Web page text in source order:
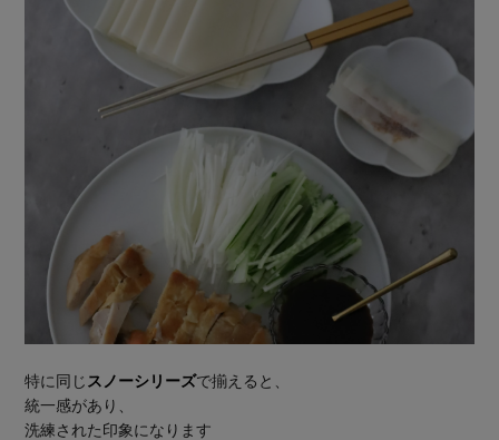
特に同じスノーシリーズで揃えると、
統一感があり、
洗練された印象になります